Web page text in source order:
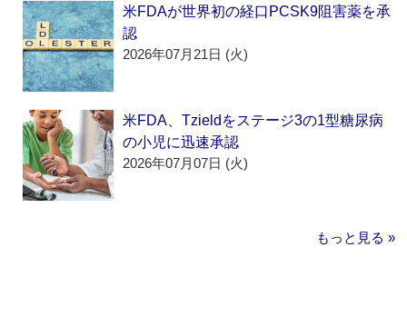
米FDAが世界初の経口PCSK9阻害薬を承
認
2026年07月21日 (火)
米FDA、Tzieldをステージ3の1型糖尿病
の小児に迅速承認
2026年07月07日 (火)
もっと見る »